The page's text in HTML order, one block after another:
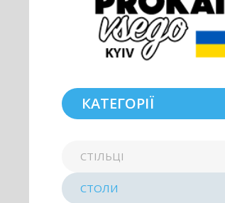
КАТЕГОРІЇ
СТІЛЬЦІ
СТОЛИ